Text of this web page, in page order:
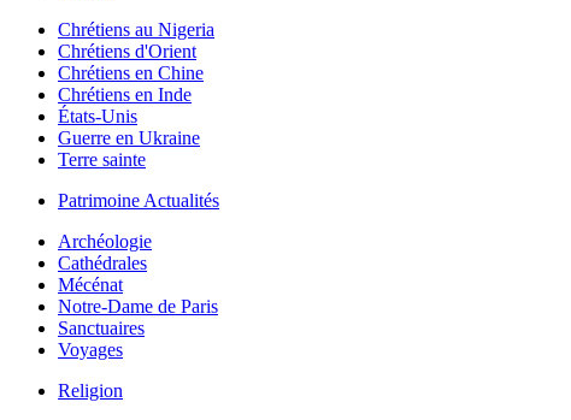
Chrétiens au Nigeria
Chrétiens d'Orient
Chrétiens en Chine
Chrétiens en Inde
États-Unis
Guerre en Ukraine
Terre sainte
Patrimoine Actualités
Archéologie
Cathédrales
Mécénat
Notre-Dame de Paris
Sanctuaires
Voyages
Religion